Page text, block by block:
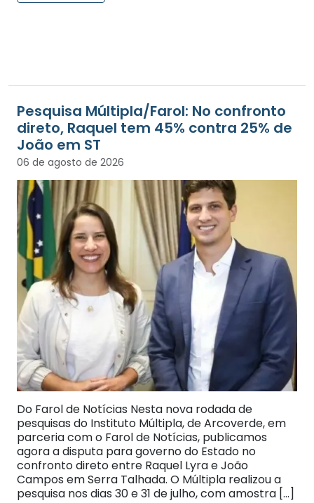
Pesquisa Múltipla/Farol: No confronto
direto, Raquel tem 45% contra 25% de
João em ST
06 de agosto de 2026
Do Farol de Notícias Nesta nova rodada de
pesquisas do Instituto Múltipla, de Arcoverde, em
parceria com o Farol de Notícias, publicamos
agora a disputa para governo do Estado no
confronto direto entre Raquel Lyra e João
Campos em Serra Talhada. O Múltipla realizou a
pesquisa nos dias 30 e 31 de julho, com amostra […]